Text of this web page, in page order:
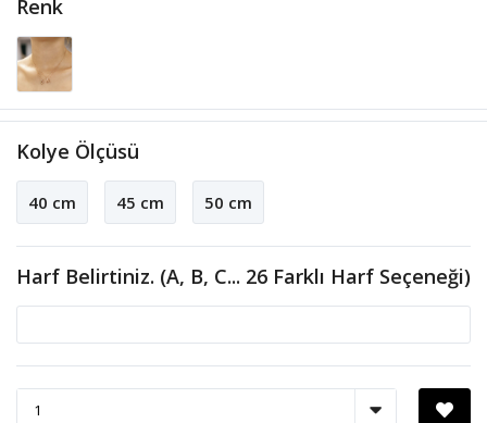
Renk
Kolye Ölçüsü
40 cm 45 cm 50 cm
Harf Belirtiniz. (A, B, C... 26 Farklı Harf Seçeneği)